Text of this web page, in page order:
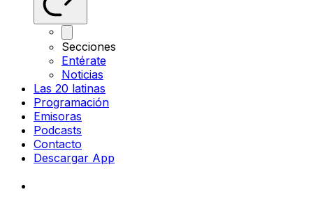
Secciones
Entérate
Noticias
Las 20 latinas
Programación
Emisoras
Podcasts
Contacto
Descargar App